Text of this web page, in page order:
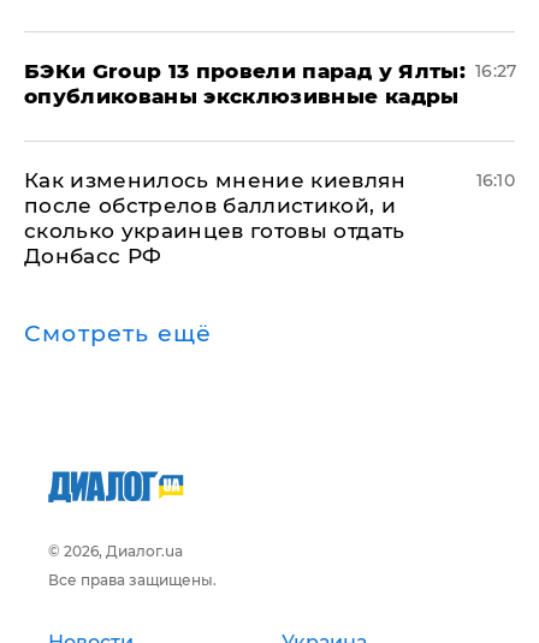
​БЭКи Group 13 провели парад у Ялты:
опубликованы эксклюзивные кадры
16:27
Как изменилось мнение киевлян
после обстрелов баллистикой, и
сколько украинцев готовы отдать
Донбасс РФ
16:10
Смотреть ещё
© 2026, Диалог.ua
Все права защищены.